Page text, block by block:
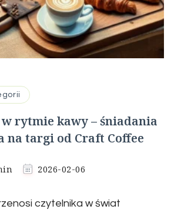
w rytmie kawy – śniadania
na targi od Craft Coffee
2026-02-06
czytelnika w świat